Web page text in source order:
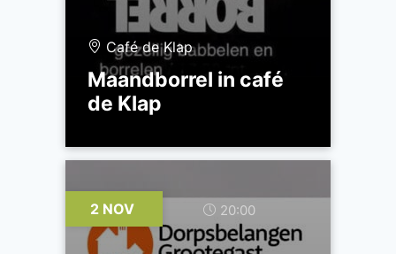
Café de Klap
Maandborrel in café
de Klap
2 NOV 20:00